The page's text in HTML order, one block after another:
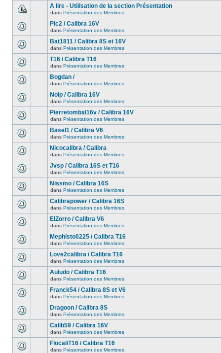
A lire - Utilisation de la section Présentation
dans Présentation des Membres
Pic2 / Calibra 16V
dans Présentation des Membres
Bat1811 / Calibra 8S et 16V
dans Présentation des Membres
T16 / Calibra T16
dans Présentation des Membres
Bogdan /
dans Présentation des Membres
Nolp / Calibra 16V
dans Présentation des Membres
Pierretombal16v / Calibra 16V
dans Présentation des Membres
Basel1 / Calibra V6
dans Présentation des Membres
Nicocalibra / Calibra
dans Présentation des Membres
Jvsp / Calibra 16S et T16
dans Présentation des Membres
Nissmo / Calibra 16S
dans Présentation des Membres
Calibrapower / Calibra 16S
dans Présentation des Membres
ElZorro / Calibra V6
dans Présentation des Membres
Mephisto0225 / Calibra T16
dans Présentation des Membres
Love2calibra / Calibra T16
dans Présentation des Membres
Auludo / Calibra T16
dans Présentation des Membres
Franck54 / Calibra 8S et V6
dans Présentation des Membres
Dragoon / Calibra 8S
dans Présentation des Membres
Calib59 / Calibra 16V
dans Présentation des Membres
FlocaliT16 / Calibra T16
dans Présentation des Membres